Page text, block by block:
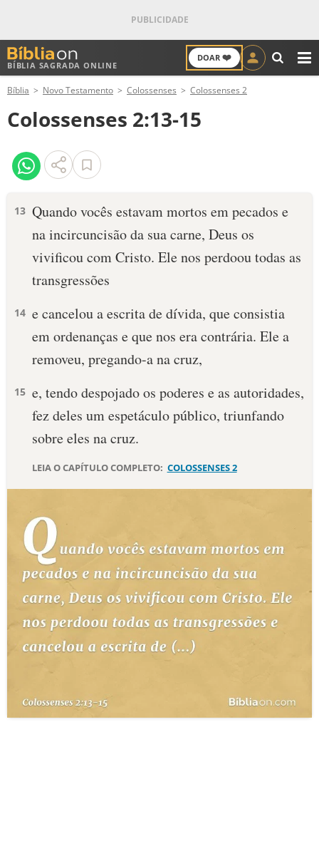
BÍBLIA SAGRADA ONLINE
DOAR ❤️
ANTIGO TESTAMENTO
NOVO TESTAMENTO
VERSÍCULOS
PALAVRA DO DIA
SALMO DO DIA
DEVOCIONAL DIÁRIO
10 MANDAMENTOS
ESBOÇOS DE PREGAÇÃO
PERGUNTE À BÍBLIA IA
TERMO BÍBLICO
QUEM SOMOS
LOJA BÍBLIAON
Bíblia Novo Testamento Colossenses Colossenses 2
Colossenses 2:13-15
13 Quando vocês estavam mortos em pecados e
na incircuncisão da sua carne, Deus os
vivificou com Cristo. Ele nos perdoou todas as
transgressões
14 e cancelou a escrita de dívida, que consistia
em ordenanças e que nos era contrária. Ele a
removeu, pregando-a na cruz,
15 e, tendo despojado os poderes e as autoridades,
fez deles um espetáculo público, triunfando
sobre eles na cruz.
LEIA O CAPÍTULO COMPLETO: COLOSSENSES 2